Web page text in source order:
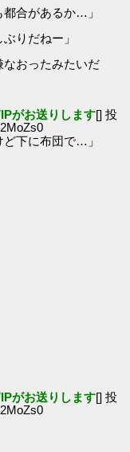
合があるか…」
りだねー」
おったみたいだ
がお送りします[] 投
下に布団で…」
がお送りします[] 投